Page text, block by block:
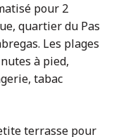
pour 2
quartier du Pas
Les plages
à pied,
tabac
terrasse pour